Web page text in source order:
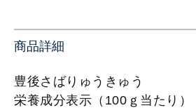
商品詳細
豊後さばりゅうきゅう
栄養成分表示（100ｇ当たり）